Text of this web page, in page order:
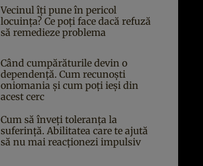
Vecinul îți pune în pericol
locuința? Ce poți face dacă refuză
să remedieze problema
Când cumpărăturile devin o
dependență. Cum recunoști
oniomania și cum poți ieși din
acest cerc
Cum să înveți toleranța la
suferință. Abilitatea care te ajută
să nu mai reacționezi impulsiv